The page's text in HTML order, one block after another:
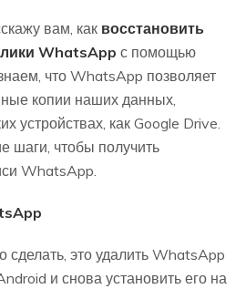
вам, как восстановить
WhatsApp с помощью
что WhatsApp позволяет
копии наших данных,
устройствах, как Google Drive.
шаги, чтобы получить
WhatsApp.
сделать, это удалить WhatsApp
и снова установить его на